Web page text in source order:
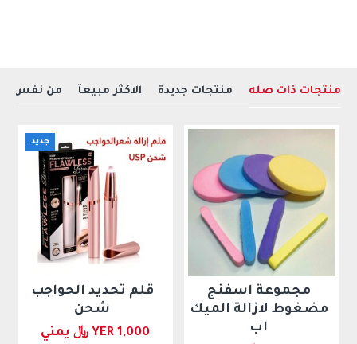
منتجات ذات صله منتجات جديدة الاكثر مبيعآ من نفس
مجموعة اسفنج
مضغوط لازالة الميك
اب
جديد
قلم تحديد الحواجب
شحن
YER 1,000 ﷼ يمني